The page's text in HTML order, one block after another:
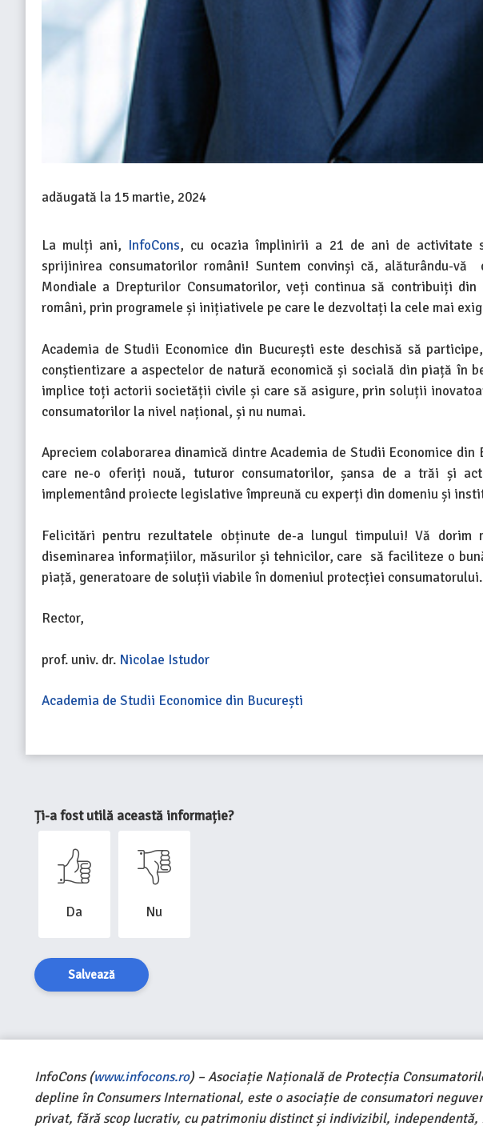
adăugată la 15 martie, 2024
La mulți ani, InfoCons, cu ocazia împlinirii a 21 de ani de activitate
sprijinirea consumatorilor români! Suntem convinși că, alăturându-vă
Mondiale a Drepturilor Consumatorilor, veți continua să contribuiți
români, prin programele și inițiativele pe care le dezvoltați la cele mai
Academia de Studii Economice din București este deschisă să
conștientizare a aspectelor de natură economică și socială din piață în
implice toți actorii societății civile și care să asigure, prin soluții
consumatorilor la nivel național, și nu numai.
Apreciem colaborarea dinamică dintre Academia de Studii Economice
care ne-o oferiți nouă, tuturor consumatorilor, șansa de a trăi și
implementând proiecte legislative împreună cu experți din domeniu și
Felicitări pentru rezultatele obținute de-a lungul timpului! Vă
diseminarea informațiilor, măsurilor și tehnicilor, care să faciliteze o
piață, generatoare de soluții viabile în domeniul protecției consumatorului.
Rector,
prof. univ. dr. Nicolae Istudor
Academia de Studii Economice din București
Ți-a fost utilă această informație?
Da Nu
Salvează
InfoCons (www.infocons.ro) – Asociație Națională de Protecția
depline în Consumers International, este o asociație de consumatori
privat, fără scop lucrativ, cu patrimoniu distinct și indivizibil,